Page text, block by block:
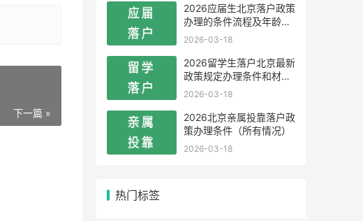
下一篇 »
2026应届生北京落户政策
办理的条件流程及年龄限
制
2026-03-18
2026留学生落户北京最新
政策规定办理条件和材料
及流程
2026-03-18
2026北京亲属投靠落户政
策办理条件（所有情况）
2026-03-18
热门标签